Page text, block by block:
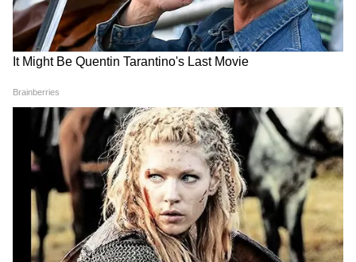
मोहन यादव का नया अभियान
Balram Krishi Mahotsav:
कवच योजना से किसानों को बड़ी
राहत, नर्मदापुरम से CM मोहन यादव
का बड़ा संदेश
MP News: BRICS संस्कृति
सम्मेलन भोपाल में खुला भारत की
विरासत का खजाना, जानिए अंदर
क्या है
LATEST VIDEOS
Bombay High Court On E20: Nitin